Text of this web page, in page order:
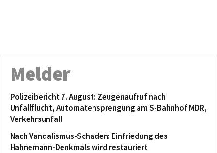
Melder
Polizeibericht 7. August: Zeugenaufruf nach
Unfallflucht, Automatensprengung am S-Bahnhof MDR,
Verkehrsunfall
Nach Vandalismus-Schaden: Einfriedung des
Hahnemann-Denkmals wird restauriert